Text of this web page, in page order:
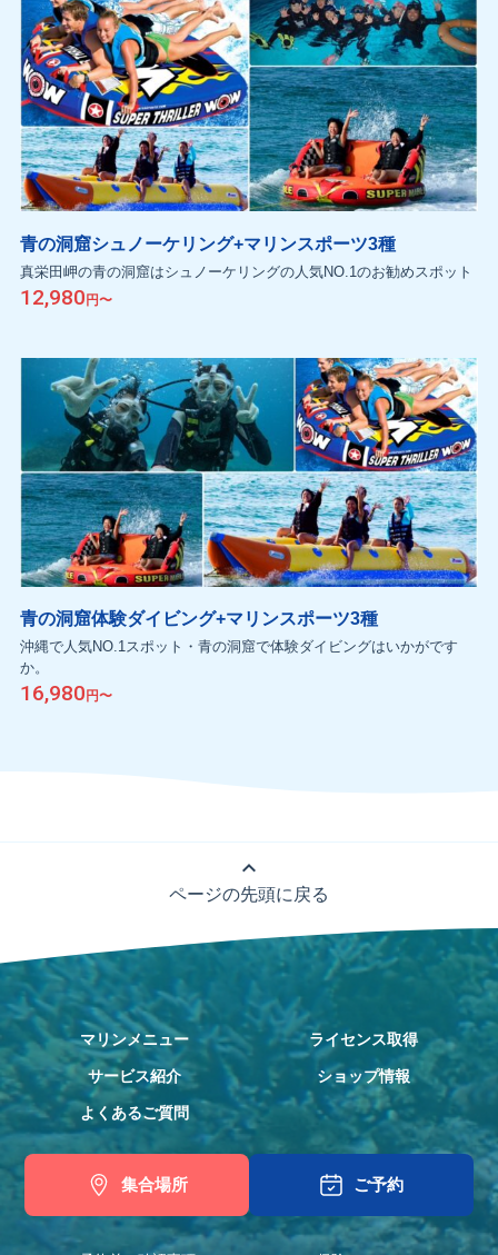
青の洞窟シュノーケリング+マリンスポーツ3種
真栄田岬の青の洞窟はシュノーケリングの人気NO.1のお勧めスポット
12,980
青の洞窟体験ダイビング+マリンスポーツ3種
沖縄で人気NO.1スポット・青の洞窟で体験ダイビングはいかがです
か。
16,980
マリンメニュー ライセンス取得
サービス紹介 ショップ情報
よくあるご質問
集合場所 ご予約
expand_less
ページの先頭に戻る